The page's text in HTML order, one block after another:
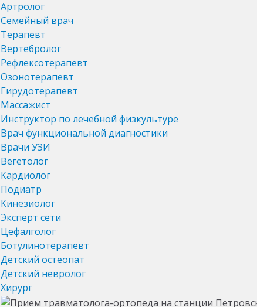
Артролог
Семейный врач
Терапевт
Вертебролог
Рефлексотерапевт
Озонотерапевт
Гирудотерапевт
Массажист
Инструктор по лечебной физкультуре
Врач функциональной диагностики
Врачи УЗИ
Вегетолог
Кардиолог
Подиатр
Кинезиолог
Эксперт сети
Цефалголог
Ботулинотерапевт
Детский остеопат
Детский невролог
Хирург